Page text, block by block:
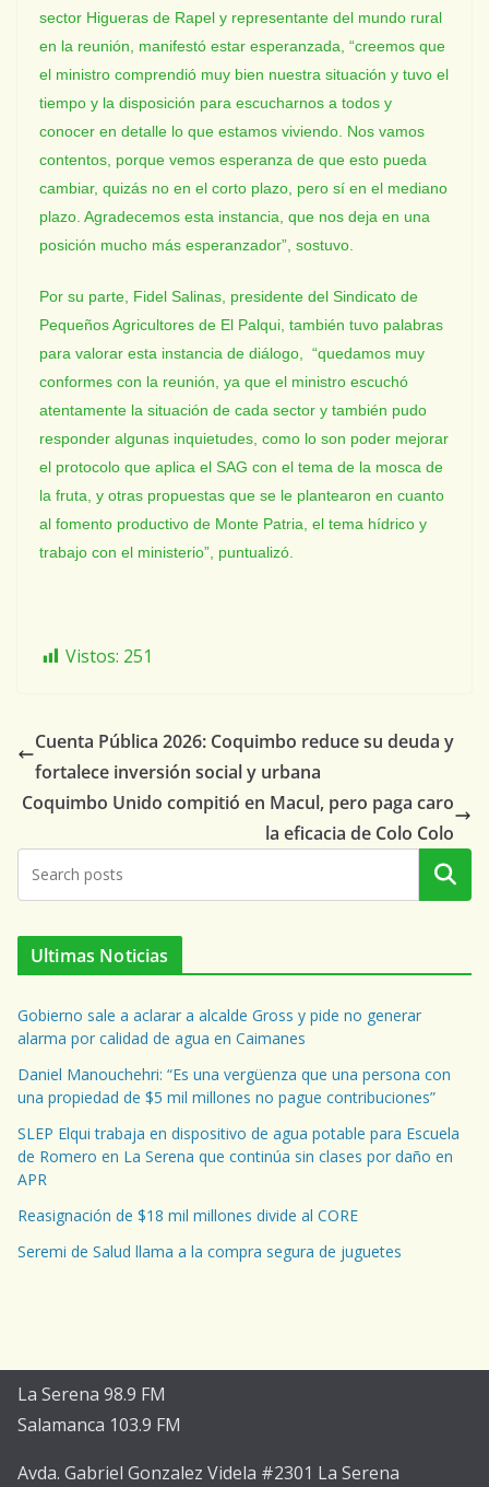
sector Higueras de Rapel y representante del mundo rural
en la reunión, manifestó estar esperanzada, “creemos que
el ministro comprendió muy bien nuestra situación y tuvo el
tiempo y la disposición para escucharnos a todos y
conocer en detalle lo que estamos viviendo. Nos vamos
contentos, porque vemos esperanza de que esto pueda
cambiar, quizás no en el corto plazo, pero sí en el mediano
plazo. Agradecemos esta instancia, que nos deja en una
posición mucho más esperanzador”, sostuvo.
Por su parte, Fidel Salinas, presidente del Sindicato de
Pequeños Agricultores de El Palqui, también tuvo palabras
para valorar esta instancia de diálogo, “quedamos muy
conformes con la reunión, ya que el ministro escuchó
atentamente la situación de cada sector y también pudo
responder algunas inquietudes, como lo son poder mejorar
el protocolo que aplica el SAG con el tema de la mosca de
la fruta, y otras propuestas que se le plantearon en cuanto
al fomento productivo de Monte Patria, el tema hídrico y
trabajo con el ministerio”, puntualizó.
Vistos: 251
Cuenta Pública 2026: Coquimbo reduce su deuda y
fortalece inversión social y urbana
Coquimbo Unido compitió en Macul, pero paga caro
la eficacia de Colo Colo
Buscar
Ultimas Noticias
Gobierno sale a aclarar a alcalde Gross y pide no generar
alarma por calidad de agua en Caimanes
Daniel Manouchehri: “Es una vergüenza que una persona con
una propiedad de $5 mil millones no pague contribuciones”
SLEP Elqui trabaja en dispositivo de agua potable para Escuela
de Romero en La Serena que continúa sin clases por daño en
APR
Reasignación de $18 mil millones divide al CORE
Seremi de Salud llama a la compra segura de juguetes
La Serena 98.9 FM
Salamanca 103.9 FM
Avda. Gabriel Gonzalez Videla #2301 La Serena